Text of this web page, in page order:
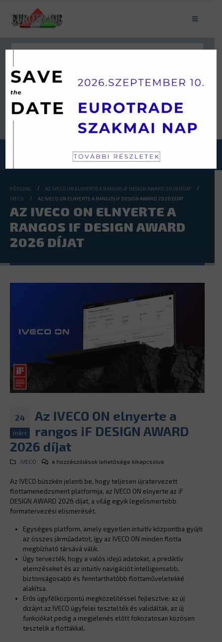
Keresés
JÁRMŰKATEGÓRIÁINK
FŐOLDAL
AZ IVECO ON ELNYERTE A RANGOS IF DESIGN AWARD 2026 DÍJAT
IVECO
AZ IVECO ON ELNYERTE A RANGOS IF DESIGN AWARD 2026 DÍJAT
AZ IVECO ON ELNYERTE A
RANGOS IF DESIGN AWARD
2026 DÍJAT
24
márc
Az IVECO ON elnyerte a
rangos iF DESIGN AWARD
2026 díjat
IVECO
Az
ON
elnyerte
a
rangos
DESIGN
AWARD
2026
díjat
bejegyzéshez
a hozzászólások lehetősége kikapcsolva
Az IVECO büszkén jelenti be, hogy teljesen újratervezett
flottamenedzsment platformja, az IVECO ON elnyerte az iF
DESIGN AWARD 2026 díjat, a világ egyik legelismertebb
formatervezési elismerését.
Egységes platform, amely egyetlen intuitív központba gyűjti
az összes járműadatot, így az IVECO ON minden flotta
megbízható társává válik.
Úgy tervezték, hogy a valós idejű adatokat, a prediktív
elemzéseket és az intuitív navigációt intelligensebb,
biztonságosabb és fenntarthatóbb flottaműveletekké
alakítsa.
Erős ügyfélközpontú megközelítéssel fejlesztve: az új
dizájnt az IVECO ügyfelei tesztelték és validálták, az új
funkciókat pedig a megjelenés előtt fokozatosan közösen
tesztelik a flottákkal.